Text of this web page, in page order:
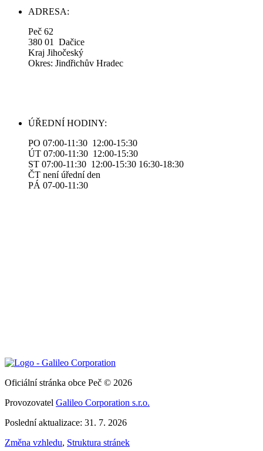
ADRESA:
Peč 62
380 01 Dačice
Kraj Jihočeský
Okres: Jindřichův Hradec
ÚŘEDNÍ HODINY:
PO 07:00-11:30 12:00-15:30
ÚT 07:00-11:30 12:00-15:30
ST 07:00-11:30 12:00-15:30 16:30-18:30
ČT není úřední den
PÁ 07-00-11:30
Oficiální stránka obce Peč © 2026
Provozovatel Galileo Corporation s.r.o.
Poslední aktualizace: 31. 7. 2026
Změna vzhledu, Struktura stránek